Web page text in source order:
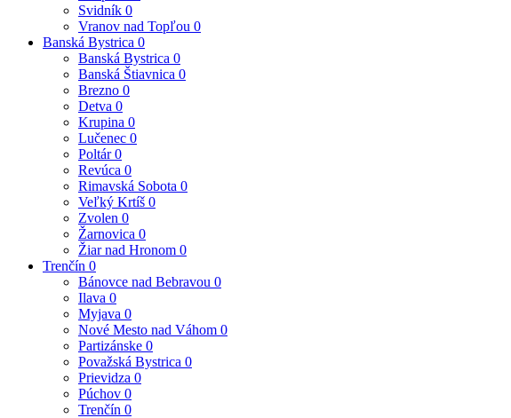
Svidník 0
Vranov nad Topľou 0
Banská Bystrica 0
Banská Bystrica 0
Banská Štiavnica 0
Brezno 0
Detva 0
Krupina 0
Lučenec 0
Poltár0
Revúca 0
Rimavská Sobota 0
Veľký Krtíš 0
Zvolen 0
Žarnovica 0
Žiar nad Hronom 0
Trenčín 0
Bánovce nad Bebravou 0
Ilava 0
Myjava 0
Nové Mesto nad Váhom 0
Partizánske 0
Považská Bystrica 0
Prievidza 0
Púchov 0
Trenčín 0